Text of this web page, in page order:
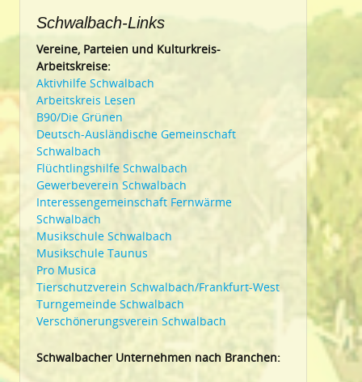
Schwalbach-Links
Vereine, Parteien und Kulturkreis-
Arbeitskreise:
Aktivhilfe Schwalbach
Arbeitskreis Lesen
B90/Die Grünen
Deutsch-Ausländische Gemeinschaft
Schwalbach
Flüchtlingshilfe Schwalbach
Gewerbeverein Schwalbach
Interessengemeinschaft Fernwärme
Schwalbach
Musikschule Schwalbach
Musikschule Taunus
Pro Musica
Tierschutzverein Schwalbach/Frankfurt-West
Turngemeinde Schwalbach
Verschönerungsverein Schwalbach
Schwalbacher Unternehmen nach Branchen: